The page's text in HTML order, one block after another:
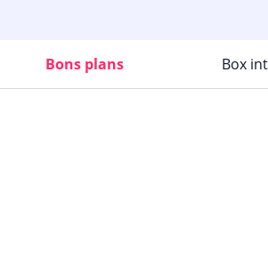
Bons plans Box